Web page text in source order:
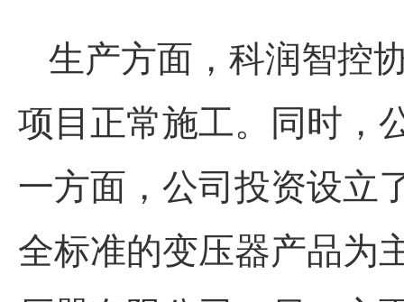
生产方面， 科润智控
项目正常施工。同时，
一方面，公司投资设立
全标准的变压器产品为